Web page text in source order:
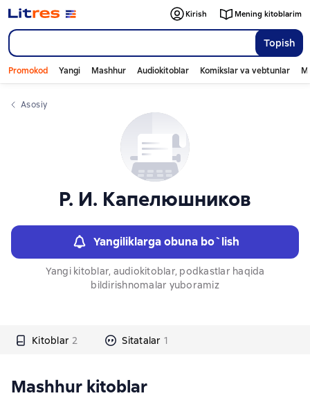
Topish
Kirish Mening kitoblarim
Promokod Yangi Mashhur Audiokitoblar Komikslar va vebtunlar
Asosiy
Р. И. Капелюшников
Yangiliklarga obuna bo`lish
Yangi kitoblar, audiokitoblar, podkastlar haqida
bildirishnomalar yuboramiz
Kitoblar 2 Sitatalar 1
Слайдер с книгами
Mashhur kitoblar